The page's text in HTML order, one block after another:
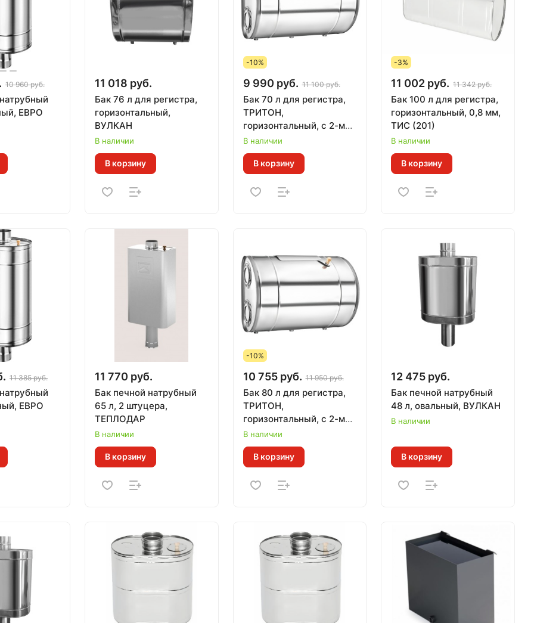
10 960 руб.
ЕВРО
11 018 руб.
Бак 76 л для регистра,
горизонтальный,
ВУЛКАН
В наличии
В корзину
-10%
9 990 руб. 11 100 руб.
Бак 70 л для регистра,
ТРИТОН,
горизонтальный, с 2-мя
иллюминаторами для
проверки уровня воды
В наличии
В корзину
-3%
11 002 руб. 11 342 руб.
Бак 100 л для регистра,
горизонтальный, 0,8 мм,
ТИС (201)
В наличии
В корзину
11 385 руб.
ЕВРО
11 770 руб.
Бак печной натрубный
65 л, 2 штуцера,
ТЕПЛОДАР
В наличии
В корзину
-10%
10 755 руб. 11 950 руб.
Бак 80 л для регистра,
ТРИТОН,
горизонтальный, с 2-мя
иллюминаторами для
проверки уровня воды
В наличии
В корзину
12 475 руб.
Бак печной натрубный
48 л, овальный, ВУЛКАН
В наличии
В корзину